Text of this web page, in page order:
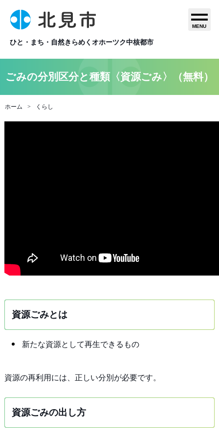
ひと・まち・自然きらめくオホーツク中核都市
MENU
ごみの分別区分と種類〈資源ごみ〉（無料）
ホーム くらし
資源ごみとは
新たな資源として再生できるもの
資源の再利用には、正しい分別が必要です。
資源ごみの出し方